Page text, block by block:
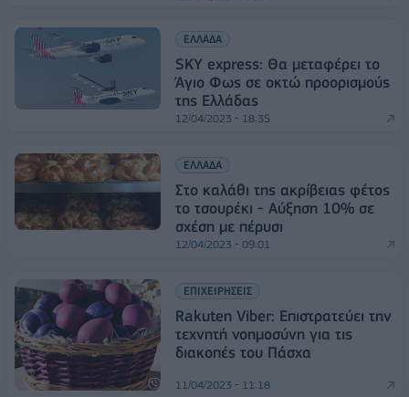
ΕΛΛΑΔΑ
SKY express: Θα μεταφέρει το
Άγιο Φως σε οκτώ προορισμούς
της Ελλάδας
12/04/2023 - 18:35
ΕΛΛΑΔΑ
Στο καλάθι της ακρίβειας φέτος
το τσουρέκι - Αύξηση 10% σε
σχέση με πέρυσι
12/04/2023 - 09:01
ΕΠΙΧΕΙΡΗΣΕΙΣ
Rakuten Viber: Επιστρατεύει την
τεχνητή νοημοσύνη για τις
διακοπές του Πάσχα
11/04/2023 - 11:18